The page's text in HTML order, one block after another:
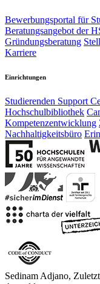
Bewerbungsportal für
Beratungsangebot der
Gründungsberatung
Karriere
Einrichtungen
Studierenden Support
Hochschulbibliothek
Kompetenzentwicklung
Nachhaltigkeitsbüro
Sedinam Adjano,